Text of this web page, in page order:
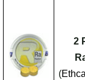
2
(